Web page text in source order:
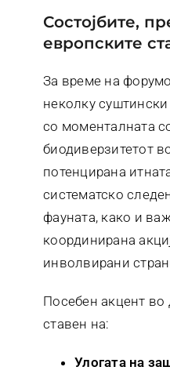
состојбите, предизвиците и
европските
За време на
неколку
со моменталната
биодиверзитетот
потенцирана
систематско
фауната, како и
координирана
инволвирани
Посебен акцент во
ставен на:
Улогата на